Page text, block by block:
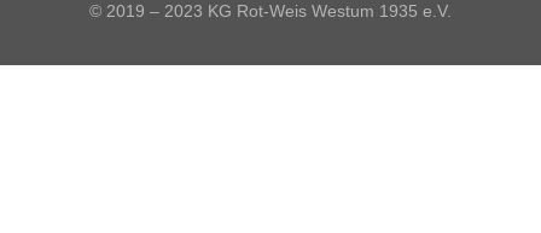
© 2019 – 2023 KG Rot-Weis Westum 1935 e.V.